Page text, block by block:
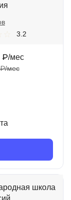
3.2
₽/мес
мес
школа